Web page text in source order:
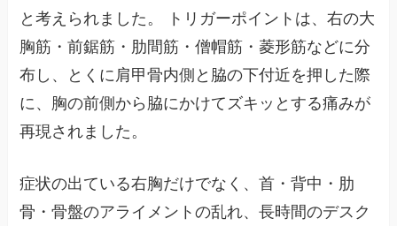
と考えられました。 トリガーポイントは、右の大
胸筋・前鋸筋・肋間筋・僧帽筋・菱形筋などに分
布し、とくに肩甲骨内側と脇の下付近を押した際
に、胸の前側から脇にかけてズキッとする痛みが
再現されました。
症状の出ている右胸だけでなく、首・背中・肋
骨・骨盤のアライメントの乱れ、長時間のデスク